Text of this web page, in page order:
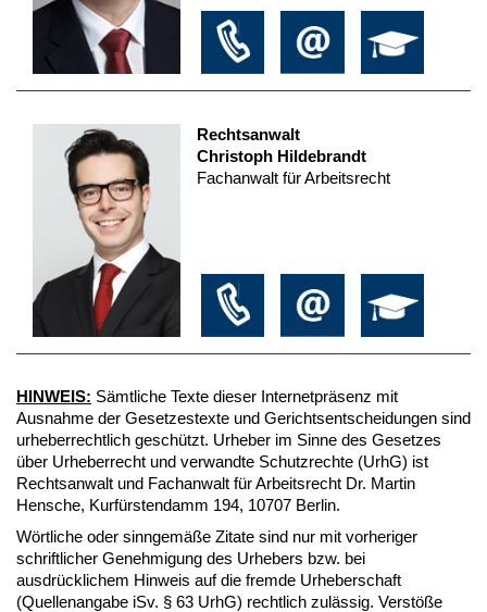
Rechtsanwalt
Christoph Hildebrandt
Fachanwalt für Arbeitsrecht
HINWEIS: Sämtliche Texte dieser Internetpräsenz mit
Ausnahme der Gesetzestexte und Gerichtsentscheidungen sind
urheberrechtlich geschützt. Urheber im Sinne des Gesetzes
über Urheberrecht und verwandte Schutzrechte (UrhG) ist
Rechtsanwalt und Fachanwalt für Arbeitsrecht Dr. Martin
Hensche, Kurfürstendamm 194, 10707 Berlin.
Wörtliche oder sinngemäße Zitate sind nur mit vorheriger
schriftlicher Genehmigung des Urhebers bzw. bei
ausdrücklichem Hinweis auf die fremde Urheberschaft
(Quellenangabe iSv. § 63 UrhG) rechtlich zulässig. Verstöße